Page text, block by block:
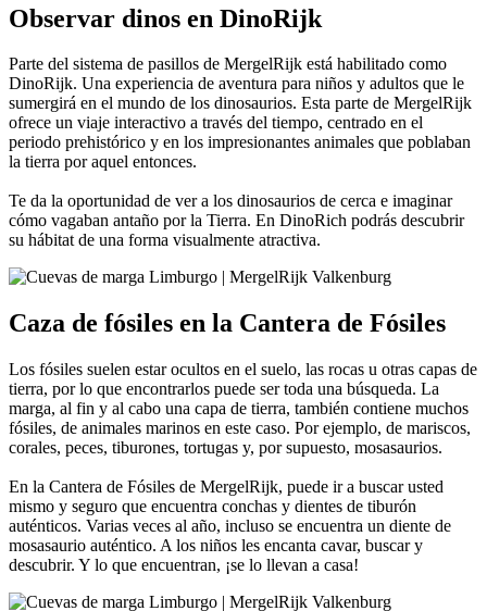
Observar dinos en DinoRijk
Parte del sistema de pasillos de MergelRijk está habilitado como
DinoRijk. Una experiencia de aventura para niños y adultos que le
sumergirá en el mundo de los dinosaurios. Esta parte de MergelRijk
ofrece un viaje interactivo a través del tiempo, centrado en el
periodo prehistórico y en los impresionantes animales que poblaban
la tierra por aquel entonces.
Te da la oportunidad de ver a los dinosaurios de cerca e imaginar
cómo vagaban antaño por la Tierra. En DinoRich podrás descubrir
su hábitat de una forma visualmente atractiva.
Caza de fósiles en la Cantera de Fósiles
Los fósiles suelen estar ocultos en el suelo, las rocas u otras capas de
tierra, por lo que encontrarlos puede ser toda una búsqueda. La
marga, al fin y al cabo una capa de tierra, también contiene muchos
fósiles, de animales marinos en este caso. Por ejemplo, de mariscos,
corales, peces, tiburones, tortugas y, por supuesto, mosasaurios.
En la Cantera de Fósiles de MergelRijk, puede ir a buscar usted
mismo y seguro que encuentra conchas y dientes de tiburón
auténticos. Varias veces al año, incluso se encuentra un diente de
mosasaurio auténtico. A los niños les encanta cavar, buscar y
descubrir. Y lo que encuentran, ¡se lo llevan a casa!